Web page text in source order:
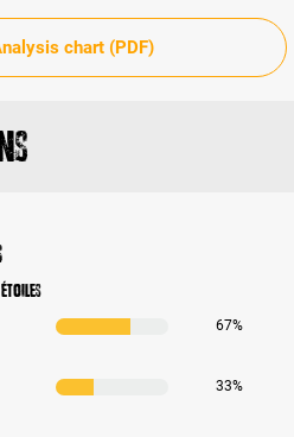
chart (PDF)
sur 5 étoiles
Étoiles
67%
33%